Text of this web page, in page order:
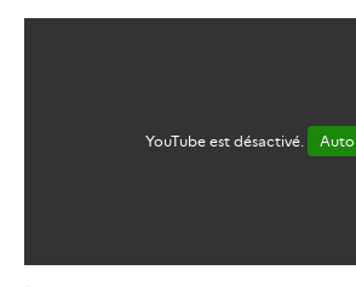
YouTube est désactivé.